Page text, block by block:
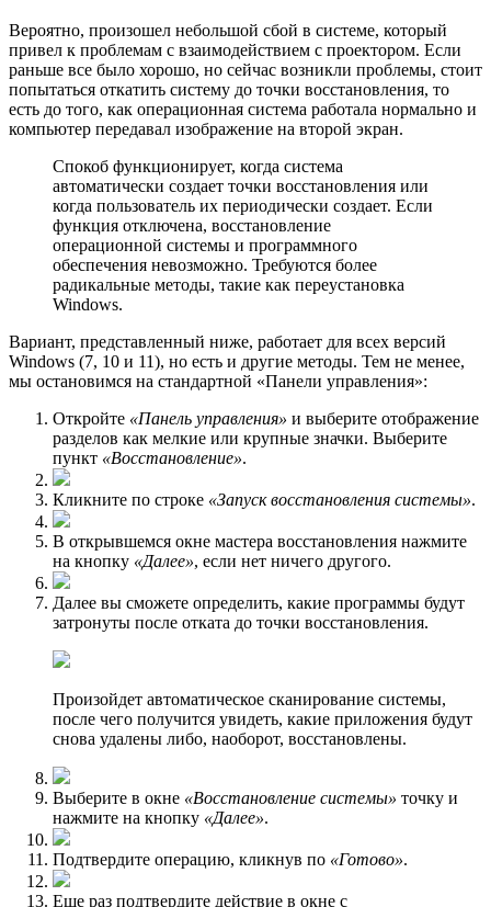
Вероятно, произошел небольшой сбой в системе, который
привел к проблемам с взаимодействием с проектором. Если
раньше все было хорошо, но сейчас возникли проблемы, стоит
попытаться откатить систему до точки восстановления, то
есть до того, как операционная система работала нормально и
компьютер передавал изображение на второй экран.
Спокоб функционирует, когда система
автоматически создает точки восстановления или
когда пользователь их периодически создает. Если
функция отключена, восстановление
операционной системы и программного
обеспечения невозможно. Требуются более
радикальные методы, такие как переустановка
Windows.
Вариант, представленный ниже, работает для всех версий
Windows (7, 10 и 11), но есть и другие методы. Тем не менее,
мы остановимся на стандартной «Панели управления»:
Откройте «Панель управления» и выберите отображение
разделов как мелкие или крупные значки. Выберите
пункт «Восстановление».
Кликните по строке «Запуск восстановления системы».
В открывшемся окне мастера восстановления нажмите
на кнопку «Далее», если нет ничего другого.
Далее вы сможете определить, какие программы будут
затронуты после отката до точки восстановления.
Произойдет автоматическое сканирование системы,
после чего получится увидеть, какие приложения будут
снова удалены либо, наоборот, восстановлены.
Выберите в окне «Восстановление системы» точку и
нажмите на кнопку «Далее».
Подтвердите операцию, кликнув по «Готово».
Еще раз подтвердите действие в окне с